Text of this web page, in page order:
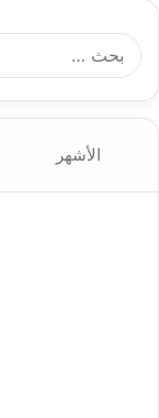
الأشهر